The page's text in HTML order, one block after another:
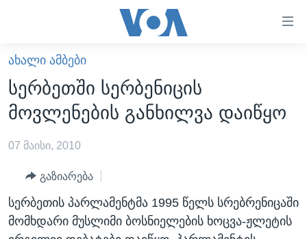
ხელმისაწვდომობისთვის
გადადით
მთავარზე
გადადით
მთავარ
გადადით
ძიებაზე
ᲐᲮᲐᲚᲘ ᲐᲛᲑᲔᲑᲘ
ᲡᲐᲥᲐᲠᲗᲕᲔᲚᲝ
ᲐᲨᲨ
ᲐᲨᲨ-ᲘᲡ ᲐᲠᲩᲔᲕᲜᲔᲑᲘ 2024
ᲛᲡᲝᲤᲚᲘᲝ
ᲕᲘᲓᲔᲝᲔᲑᲘ
ᲐᲮᲐᲚᲘ ᲐᲛᲑᲔᲑᲘ
სერბეთში სერბენიცის
მოვლენების განხილვა დაიწყო
07 მაისი, 2010
გაზიარება
სერბეთის პარლამენტმა 1995 წელს სრებრენიცაში
მომხდარი მუსლიმი ბოსნიელების ხოცვა-ჟლეტის